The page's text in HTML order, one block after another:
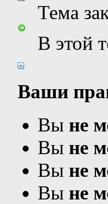
Тема
В этой
Ваши
Вы не
Вы не
Вы не
Вы не